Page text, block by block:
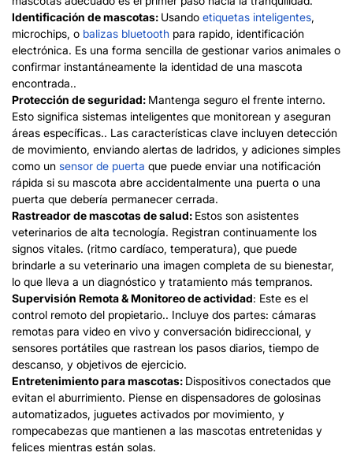
Identificación de mascotas: Usando etiquetas inteligentes,
microchips, o balizas bluetooth para rapido, identificación
electrónica. Es una forma sencilla de gestionar varios animales o
confirmar instantáneamente la identidad de una mascota
encontrada..
Protección de seguridad: Mantenga seguro el frente interno.
Esto significa sistemas inteligentes que monitorean y aseguran
áreas específicas.. Las características clave incluyen detección
de movimiento, enviando alertas de ladridos, y adiciones simples
como un sensor de puerta que puede enviar una notificación
rápida si su mascota abre accidentalmente una puerta o una
puerta que debería permanecer cerrada.
Rastreador de mascotas de salud: Estos son asistentes
veterinarios de alta tecnología. Registran continuamente los
signos vitales. (ritmo cardíaco, temperatura), que puede
brindarle a su veterinario una imagen completa de su bienestar,
lo que lleva a un diagnóstico y tratamiento más tempranos.
Supervisión Remota & Monitoreo de actividad: Este es el
control remoto del propietario.. Incluye dos partes: cámaras
remotas para video en vivo y conversación bidireccional, y
sensores portátiles que rastrean los pasos diarios, tiempo de
descanso, y objetivos de ejercicio.
Entretenimiento para mascotas: Dispositivos conectados que
evitan el aburrimiento. Piense en dispensadores de golosinas
automatizados, juguetes activados por movimiento, y
rompecabezas que mantienen a las mascotas entretenidas y
felices mientras están solas.